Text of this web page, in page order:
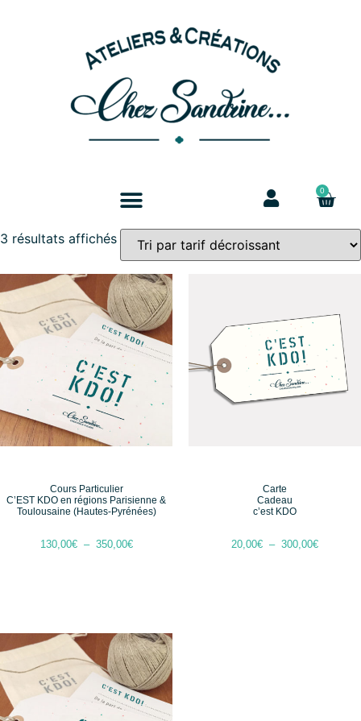
0
3 résultats affichés
Cours Particulier
C’EST KDO en régions Parisienne &
Toulousaine (Hautes-Pyrénées)
130,00€ – 350,00€
Carte
Cadeau
c’est KDO
20,00€ – 300,00€